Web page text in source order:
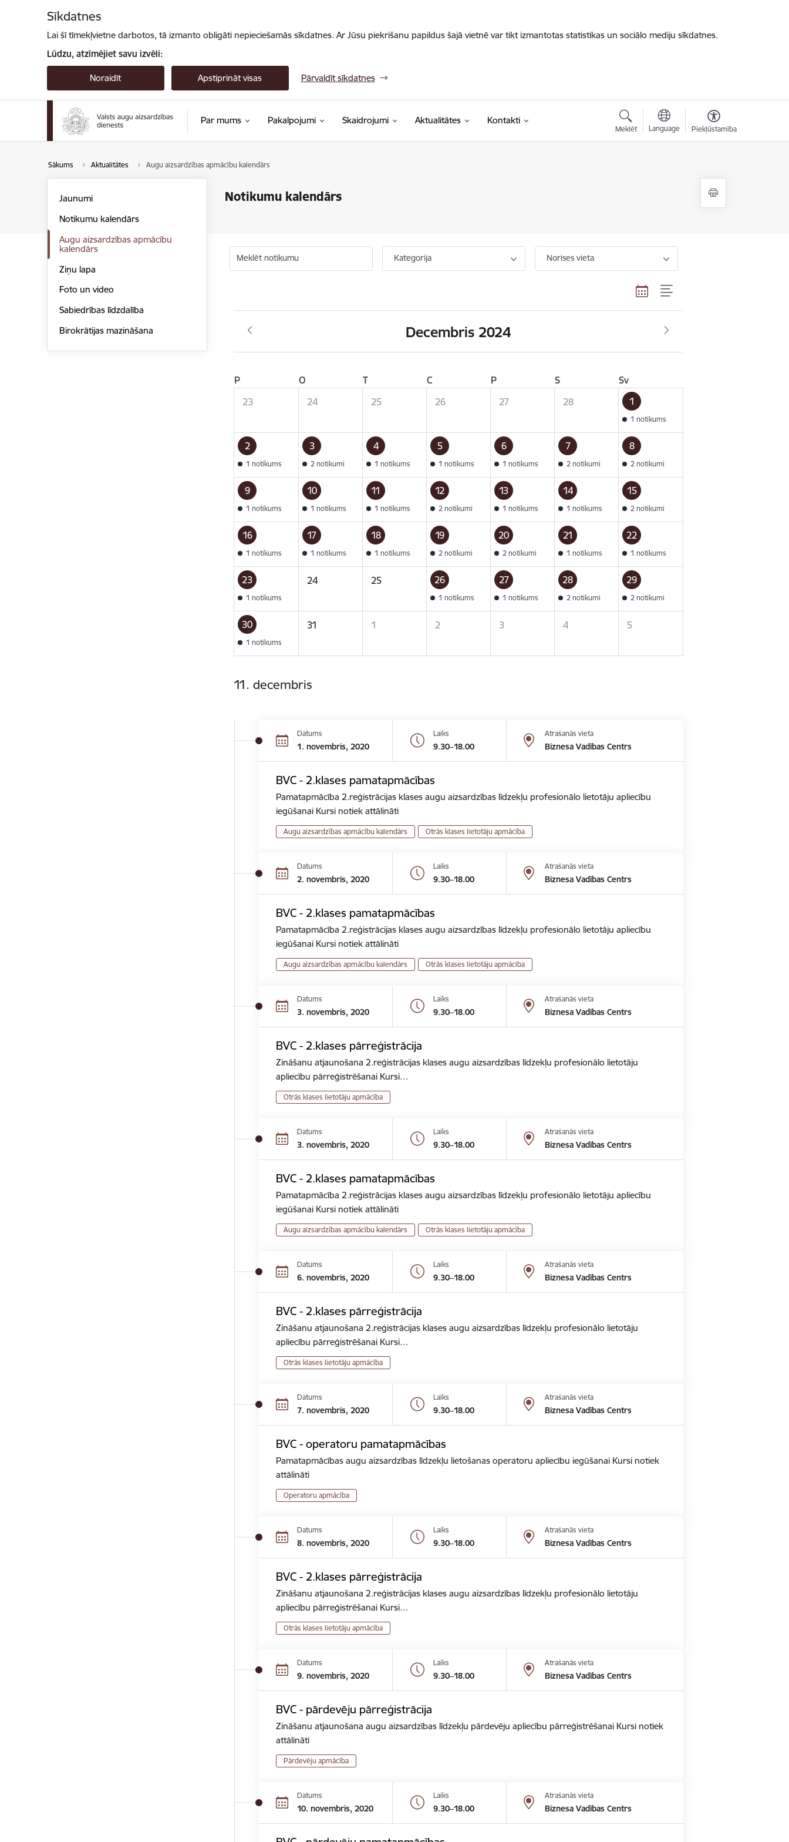
Sīkdatnes
Lai šī tīmekļvietne darbotos, tā izmanto obligāti nepieciešamās sīkdatnes. Ar Jūsu piekrišanu papildus šajā vietnē var tikt izmantotas statistikas un sociālo mediju sīkdatnes.
Lūdzu, atzīmējiet savu izvēli:
Noraidīt Apstiprināt visas Pārvaldīt sīkdatnes
Par mums Pakalpojumi Skaidrojumi Aktualitātes Kontakti
Meklēt Language Piekļūstamība
Sākums Aktualitātes Augu aizsardzības apmācību kalendārs
Notikumu kalendārs
Jaunumi
Notikumu kalendārs
Augu aizsardzības apmācību
kalendārs
Ziņu lapa
Foto un video
Sabiedrības līdzdalība
Birokrātijas mazināšana
Meklēt notikumu Kategorija Norises vieta
Decembris 2024
P O T C P S
Sv
23
24 25 26 27 28 1
1 notikums
2
1 notikums
3
2 notikumi
4
1 notikums
5
1 notikums
6
1 notikums
7
2 notikumi
8
2 notikumi
9
1 notikums
10
1 notikums
11
1 notikums
12
2 notikumi
13
1 notikums
14
1 notikums
15
2 notikumi
16
1 notikums
17
1 notikums
18
1 notikums
19
2 notikumi
20
2 notikumi
21
1 notikums
22
1 notikums
23
1 notikums
24 25 26
1 notikums
27
1 notikums
28
2 notikumi
29
2 notikumi
30
1 notikums
31 1 2 3 4 5
11. decembris
Datums
1. novembris, 2020
Laiks
9.30–18.00
Atrašanās vieta
Biznesa Vadības Centrs
BVC - 2.klases pamatapmācības
Pamatapmācība 2.reģistrācijas klases augu aizsardzības līdzekļu profesionālo lietotāju apliecību
iegūšanai Kursi notiek attālināti
Augu aizsardzības apmācību kalendārs Otrās klases lietotāju apmācība
Datums
2. novembris, 2020
Laiks
9.30–18.00
Atrašanās vieta
Biznesa Vadības Centrs
BVC - 2.klases pamatapmācības
Pamatapmācība 2.reģistrācijas klases augu aizsardzības līdzekļu profesionālo lietotāju apliecību
iegūšanai Kursi notiek attālināti
Augu aizsardzības apmācību kalendārs Otrās klases lietotāju apmācība
Datums
3. novembris, 2020
Laiks
9.30–18.00
Atrašanās vieta
Biznesa Vadības Centrs
BVC - 2.klases pārreģistrācija
Zināšanu atjaunošana 2.reģistrācijas klases augu aizsardzības līdzekļu profesionālo lietotāju
apliecību pārreģistrēšanai Kursi…
Otrās klases lietotāju apmācība
Datums
3. novembris, 2020
Laiks
9.30–18.00
Atrašanās vieta
Biznesa Vadības Centrs
BVC - 2.klases pamatapmācības
Pamatapmācība 2.reģistrācijas klases augu aizsardzības līdzekļu profesionālo lietotāju apliecību
iegūšanai Kursi notiek attālināti
Augu aizsardzības apmācību kalendārs Otrās klases lietotāju apmācība
Datums
6. novembris, 2020
Laiks
9.30–18.00
Atrašanās vieta
Biznesa Vadības Centrs
BVC - 2.klases pārreģistrācija
Zināšanu atjaunošana 2.reģistrācijas klases augu aizsardzības līdzekļu profesionālo lietotāju
apliecību pārreģistrēšanai Kursi…
Otrās klases lietotāju apmācība
Datums
7. novembris, 2020
Laiks
9.30–18.00
Atrašanās vieta
Biznesa Vadības Centrs
BVC - operatoru pamatapmācības
Pamatapmācības augu aizsardzības līdzekļu lietošanas operatoru apliecību iegūšanai Kursi notiek
attālināti
Operatoru apmācība
Datums
8. novembris, 2020
Laiks
9.30–18.00
Atrašanās vieta
Biznesa Vadības Centrs
BVC - 2.klases pārreģistrācija
Zināšanu atjaunošana 2.reģistrācijas klases augu aizsardzības līdzekļu profesionālo lietotāju
apliecību pārreģistrēšanai Kursi…
Otrās klases lietotāju apmācība
Datums
9. novembris, 2020
Laiks
9.30–18.00
Atrašanās vieta
Biznesa Vadības Centrs
BVC - pārdevēju pārreģistrācija
Zināšanu atjaunošana augu aizsardzības līdzekļu pārdevēju apliecību pārreģistrēšanai Kursi notiek
attālināti
Pārdevēju apmācība
Datums
10. novembris, 2020
Laiks
9.30–18.00
Atrašanās vieta
Biznesa Vadības Centrs